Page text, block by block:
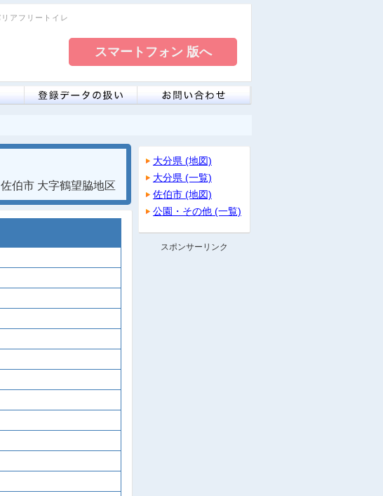
アフリートイレ
伯市 大字鶴望脇地区
大分県 (地図)
大分県 (一覧)
佐伯市 (地図)
公園・その他 (一覧)
スポンサーリンク